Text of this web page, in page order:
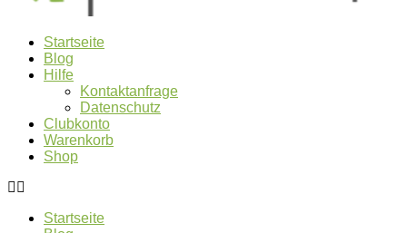
Startseite
Blog
Hilfe
Kontaktanfrage
Datenschutz
Clubkonto
Warenkorb
Shop
Startseite